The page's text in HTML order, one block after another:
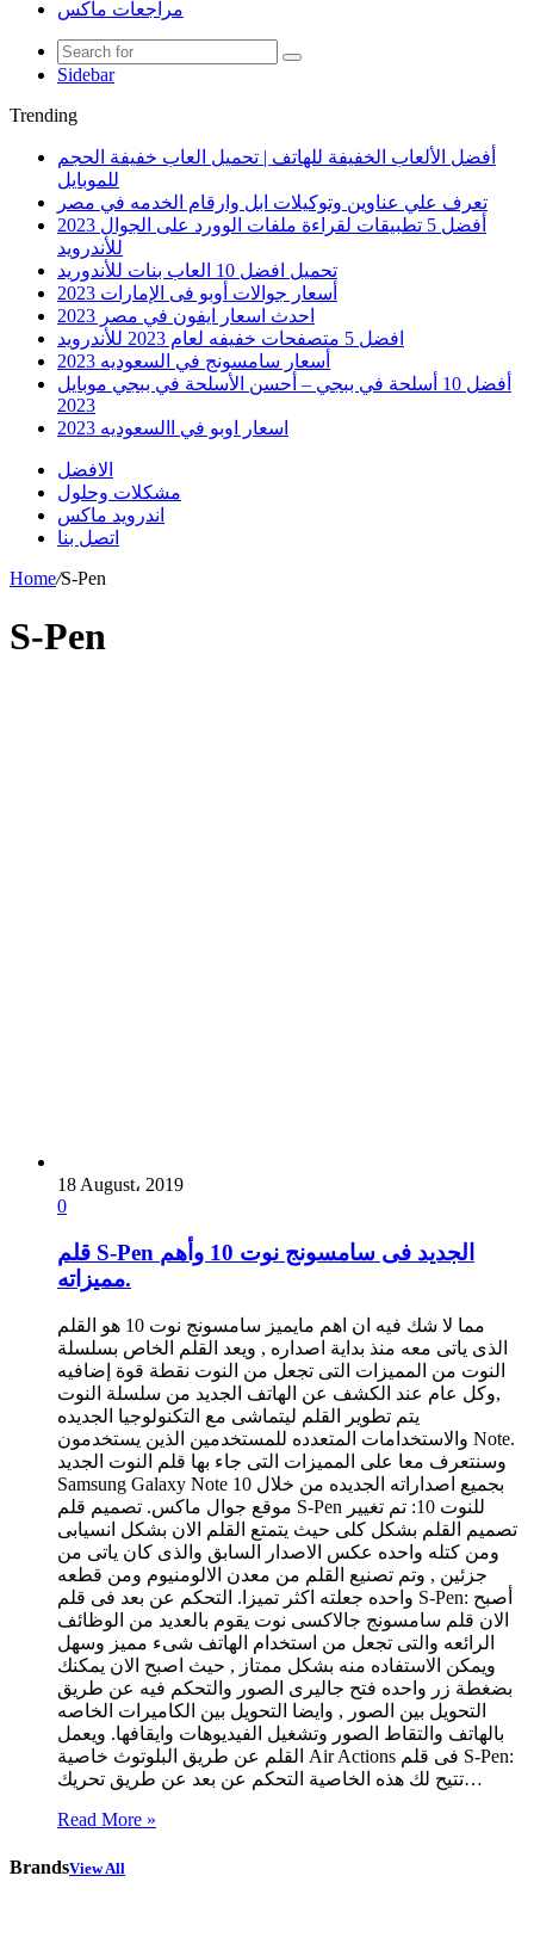
مراجعات ماكس
Sidebar
Trending
أفضل الألعاب الخفيفة للهاتف | تحميل العاب خفيفة الحجم
للموبايل
تعرف علي عناوين وتوكيلات ابل وارقام الخدمه في مصر
أفضل 5 تطبيقات لقراءة ملفات الوورد على الجوال 2023
للأندرويد
تحميل افضل 10 العاب بنات للأندوريد
أسعار جوالات أوبو فى الإمارات 2023
احدث اسعار ايفون في مصر 2023
افضل 5 متصفحات خفيفه لعام 2023 للأندرويد
أسعار سامسونج في السعوديه 2023
أفضل 10 أسلحة في ببجي – أحسن الأسلحة في ببجي موبايل
2023
اسعار اوبو في االسعوديه 2023
الافضل
مشكلات وحلول
اندرويد ماكس
اتصل بنا
Home/S-Pen
S-Pen
18 August، 2019
0
قلم S-Pen الجديد فى سامسونج نوت 10 وأهم
مميزاته.
مما لا شك فيه ان اهم مايميز سامسونج نوت 10 هو القلم
الذى ياتى معه منذ بداية اصداره , ويعد القلم الخاص بسلسلة
النوت من المميزات التى تجعل من النوت نقطة قوة إضافيه
,وكل عام عند الكشف عن الهاتف الجديد من سلسلة النوت
يتم تطوير القلم ليتماشى مع التكنولوجيا الجديده
والاستخدامات المتعدده للمستخدمين الذين يستخدمون Note.
وسنتعرف معا على المميزات التى جاء بها قلم النوت الجديد
Samsung Galaxy Note 10 بجميع اصداراته الجديده من خلال
موقع جوال ماكس. تصميم قلم S-Pen للنوت 10: تم تغيير
تصميم القلم بشكل كلى حيث يتمتع القلم الان بشكل انسيابى
ومن كتله واحده عكس الاصدار السابق والذى كان ياتى من
جزئين , وتم تصنيع القلم من معدن الالومنيوم ومن قطعه
واحده جعلته اكثر تميزا. التحكم عن بعد فى قلم S-Pen: أصبح
الان قلم سامسونج جالاكسى نوت يقوم بالعديد من الوظائف
الرائعه والتى تجعل من استخدام الهاتف شىء مميز وسهل
ويمكن الاستفاده منه بشكل ممتاز , حيث اصبح الان يمكنك
بضغطة زر واحده فتح جاليرى الصور والتحكم فيه عن طريق
التحويل بين الصور , وايضا التحويل بين الكاميرات الخاصه
بالهاتف والتقاط الصور وتشغيل الفيديوهات وايقافها. ويعمل
القلم عن طريق البلوتوث خاصية Air Actions فى قلم S-Pen:
تتيح لك هذه الخاصية التحكم عن بعد عن طريق تحريك…
Read More »
BrandsView All